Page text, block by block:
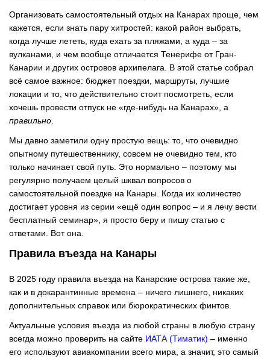
Организовать самостоятельный отдых на Канарах проще, чем
кажется, если знать пару хитростей: какой район выбрать,
когда лучше лететь, куда ехать за пляжами, а куда – за
вулканами, и чем вообще отличается Тенерифе от Гран-
Канарии и других островов архипелага. В этой статье собрал
всё самое важное: бюджет поездки, маршруты, лучшие
локации и то, что действительно стоит посмотреть, если
хочешь провести отпуск не «где-нибудь на Канарах», а
правильно
Мы давно заметили одну простую вещь: то, что очевидно
опытному путешественнику, совсем не очевидно тем, кто
только начинает свой путь. Это нормально – поэтому мы
регулярно получаем целый шквал вопросов о
самостоятельной поездке на Канары. Когда их количество
достигает уровня из серии «ещё один вопрос – и я лечу вести
бесплатный семинар», я просто беру и пишу статью с
ответами. Вот она.
Правила въезда на Канары
В 2025 году правила въезда на Канарские острова такие же,
как и в докарантинные времена – ничего лишнего, никаких
дополнительных справок или бюрократических финтов.
Актуальные условия въезда из любой страны в любую страну
всегда можно проверить на сайте ИАТА (Тиматик) – именно
его используют авиакомпании всего мира, а значит, это самый